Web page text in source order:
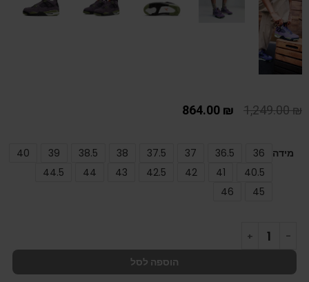
1,249.00₪
864.00 ₪
מידה 36
36.5
37
37.5
38
38.5
39
40
40.5
41
42
42.5
43
44
44.5
45
46
הוספה לסל